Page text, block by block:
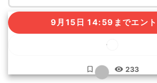
9月15日 14:59までエン
... 233